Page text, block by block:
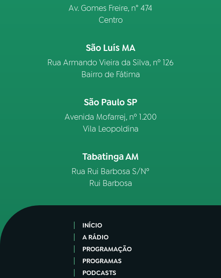
Av. Gomes Freire, n° 474
Centro
São Luís MA
Rua Armando Vieira da Silva, nº 126
Bairro de Fátima
São Paulo SP
Avenida Mofarrej, nº 1.200
Vila Leopoldina
Tabatinga AM
Rua Rui Barbosa S/Nº
Rui Barbosa
INÍCIO
A RÁDIO
PROGRAMAÇÃO
PROGRAMAS
PODCASTS